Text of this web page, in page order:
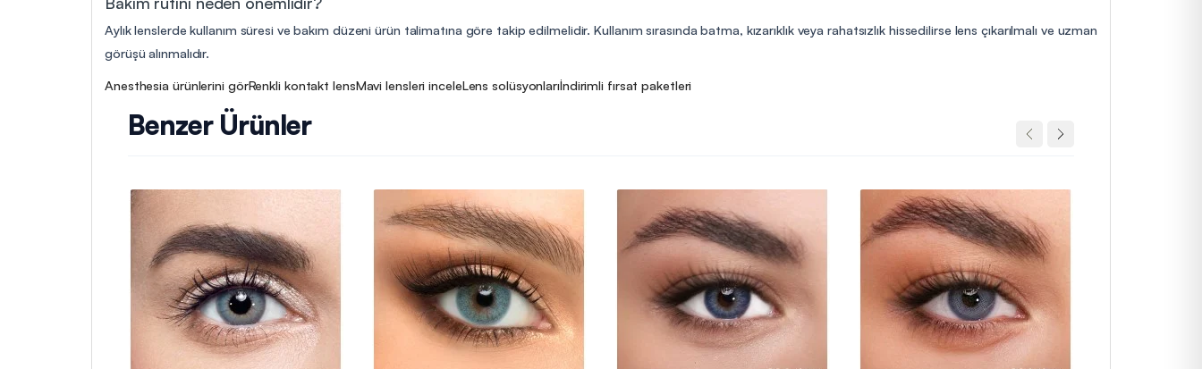
Aylık lenslerde kullanım süresi ve bakım düzeni ürün talimatına göre takip edilmelidir. Kullanım sırasında batma, kızarıklık veya rahatsızlık hissedilirse lens çıkarılmalı ve uzman
görüşü alınmalıdır.
Anesthesia ürünlerini görRenkli kontakt lensMavi lensleri inceleLens solüsyonlarıİndirimli fırsat paketleri
Benzer Ürünler